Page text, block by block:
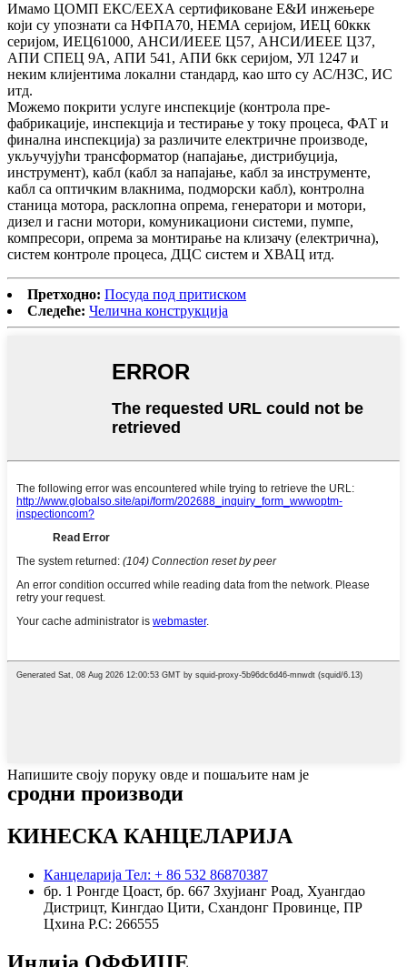
Имамо ЦОМП ЕКС/ЕЕХА сертификоване Е&И инжењере
који су упознати са НФПА70, НЕМА серијом, ИЕЦ 60ккк
серијом, ИЕЦ61000, АНСИ/ИЕЕЕ Ц57, АНСИ/ИЕЕЕ Ц37,
АПИ СПЕЦ 9А, АПИ 541, АПИ 6кк серијом, УЛ 1247 и
неким клијентима локални стандард, као што су АС/НЗС, ИС
итд.
Можемо покрити услуге инспекције (контрола пре-
фабрикације, инспекција и тестирање у току процеса, ФАТ и
финална инспекција) за различите електричне производе,
укључујући трансформатор (напајање, дистрибуција,
инструмент), кабл (кабл за напајање, кабл за инструменте,
кабл са оптичким влакнима, подморски кабл), контролна
станица мотора, расклопна опрема, генератори и мотори,
дизел и гасни мотори, комуникациони системи, пумпе,
компресори, опрема за монтирање на клизачу (електрична),
систем контроле процеса, ДЦС систем и ХВАЦ итд.
Претходно: Посуда под притиском
Следеће: Челична конструкција
Напишите своју поруку овде и пошаљите нам је
сродни производи
КИНЕСКА КАНЦЕЛАРИЈА
Канцеларија Тел: + 86 532 86870387
бр. 1 Ронгде Цоаст, бр. 667 Зхујианг Роад, Хуангдао
Дистрицт, Кингдао Цити, Схандонг Провинце, ПР
Цхина Р.С: 266555
Индија ОФФИЦЕ